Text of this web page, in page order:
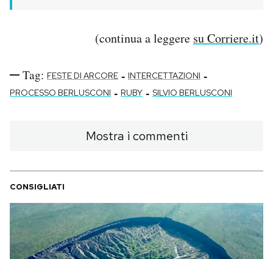
(continua a leggere su Corriere.it)
Tag: FESTE DI ARCORE - INTERCETTAZIONI -
PROCESSO BERLUSCONI - RUBY - SILVIO BERLUSCONI
Mostra i commenti
CONSIGLIATI